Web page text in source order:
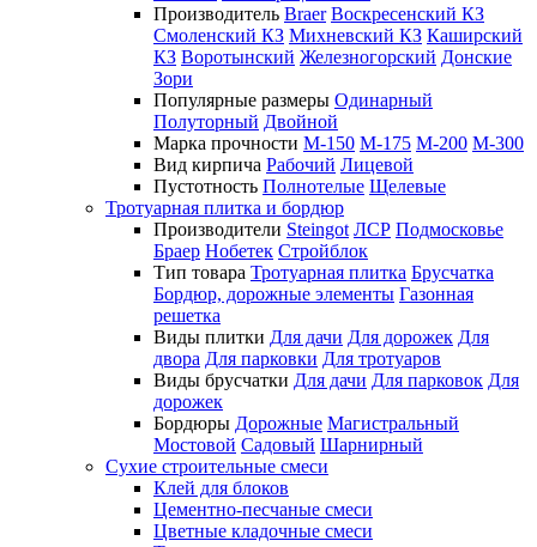
Производитель Braer Воскресенский КЗ
Смоленский КЗ Михневский КЗ Каширский
КЗ Воротынский Железногорский Донские
Зори
Популярные размеры Одинарный
Полуторный Двойной
Марка прочности М-150 М-175 М-200 М-300
Вид кирпича Рабочий Лицевой
Пустотность Полнотелые Щелевые
Тротуарная плитка и бордюр
Производители Steingot ЛСР Подмосковье
Браер Нобетек Стройблок
Тип товара Тротуарная плитка Брусчатка
Бордюр, дорожные элементы Газонная
решетка
Виды плитки Для дачи Для дорожек Для
двора Для парковки Для тротуаров
Виды брусчатки Для дачи Для парковок Для
дорожек
Бордюры Дорожные Магистральный
Мостовой Садовый Шарнирный
Сухие строительные смеси
Клей для блоков
Цементно-песчаные смеси
Цветные кладочные смеси